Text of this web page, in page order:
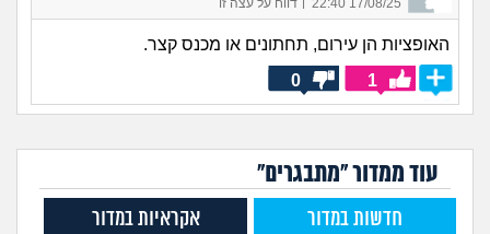
17/08/25 22:40 דווח על עצה זו
האופציות הן עירום, תחתונים או מכנס קצר.
1
0
עוד ממדור "מתבגרים"
חדשות במדור אקראיות במדור